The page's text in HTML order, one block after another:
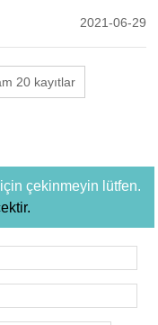
2021-06-29
20 kayıtlar
çekinmeyin lütfen.